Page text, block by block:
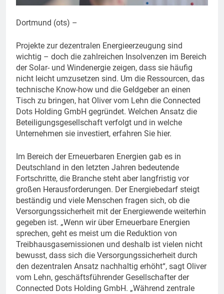
Dortmund (ots) –
Projekte zur dezentralen Energieerzeugung sind
wichtig – doch die zahlreichen Insolvenzen im Bereich
der Solar- und Windenergie zeigen, dass sie häufig
nicht leicht umzusetzen sind. Um die Ressourcen, das
technische Know-how und die Geldgeber an einen
Tisch zu bringen, hat Oliver vom Lehn die Connected
Dots Holding GmbH gegründet. Welchen Ansatz die
Beteiligungsgesellschaft verfolgt und in welche
Unternehmen sie investiert, erfahren Sie hier.
Im Bereich der Erneuerbaren Energien gab es in
Deutschland in den letzten Jahren bedeutende
Fortschritte, die Branche steht aber langfristig vor
großen Herausforderungen. Der Energiebedarf steigt
beständig und viele Menschen fragen sich, ob die
Versorgungssicherheit mit der Energiewende weiterhin
gegeben ist. „Wenn wir über Erneuerbare Energien
sprechen, geht es meist um die Reduktion von
Treibhausgasemissionen und deshalb ist vielen nicht
bewusst, dass sich die Versorgungssicherheit durch
den dezentralen Ansatz nachhaltig erhöht“, sagt Oliver
vom Lehn, geschäftsführender Gesellschafter der
Connected Dots Holding GmbH. „Während zentrale